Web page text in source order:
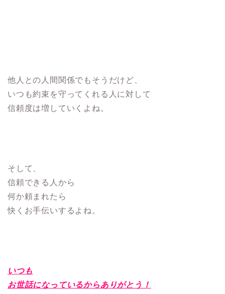
他人との人間関係でもそうだけど、
いつも約束を守ってくれる人に対して
信頼度は増していくよね。
そして、
信頼できる人から
何か頼まれたら
快くお手伝いするよね。
いつも
お世話になっているからありがとう！